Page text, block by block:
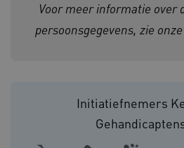
Voor meer informatie over
persoonsgegevens, zie onze
Initiatiefnemers
CookieScriptConsent